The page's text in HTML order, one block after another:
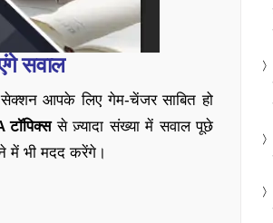
सवाल
आपके लिए गेम-चेंजर साबित हो
टॉपिक्ससे ज़्यादा संख्या में सवाल पूछे
में भी मदद करेंगे।